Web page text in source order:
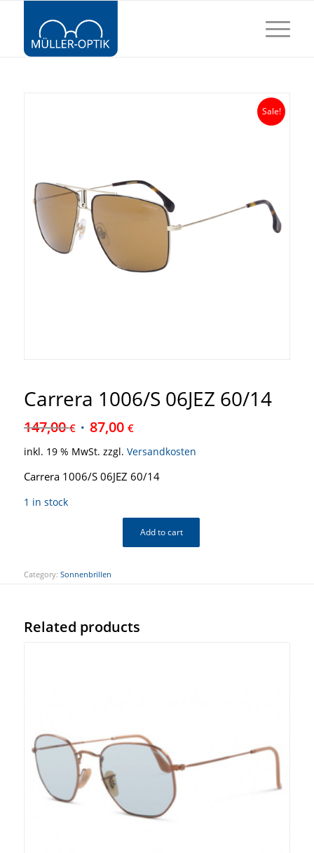
Sale!
Carrera 1006/S 06JEZ 60/14
147,00€ 87,00 €
inkl. 19 % MwSt. zzgl. Versandkosten
Carrera 1006/S 06JEZ 60/14
1 in stock
Add to cart
Category: Sonnenbrillen
Related products